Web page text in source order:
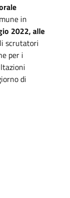
in
2022, alle
scrutatori
per i
di